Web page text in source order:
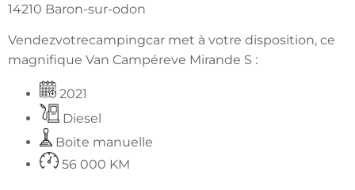
14210 Baron-sur-odon
Vendezvotrecampingcar met à votre disposition, ce
magnifique Van Campéreve Mirande S :
2021
Diesel
Boite manuelle
56 000 KM